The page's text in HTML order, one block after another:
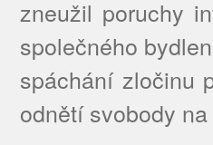
zneužil poruchy
společného
spáchání zločinu
odnětí svobody